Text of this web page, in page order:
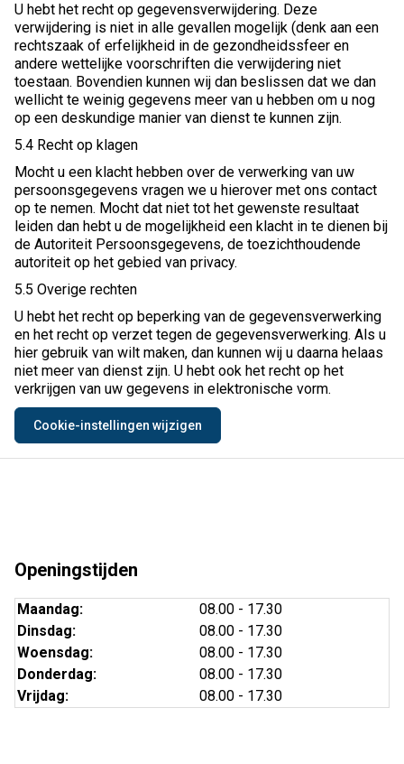
U hebt het recht op gegevensverwijdering. Deze
verwijdering is niet in alle gevallen mogelijk (denk aan een
rechtszaak of erfelijkheid in de gezondheidssfeer en
andere wettelijke voorschriften die verwijdering niet
toestaan. Bovendien kunnen wij dan beslissen dat we dan
wellicht te weinig gegevens meer van u hebben om u nog
op een deskundige manier van dienst te kunnen zijn.
5.4 Recht op klagen
Mocht u een klacht hebben over de verwerking van uw
persoonsgegevens vragen we u hierover met ons contact
op te nemen. Mocht dat niet tot het gewenste resultaat
leiden dan hebt u de mogelijkheid een klacht in te dienen bij
de Autoriteit Persoonsgegevens, de toezichthoudende
autoriteit op het gebied van privacy.
5.5 Overige rechten
U hebt het recht op beperking van de gegevensverwerking
en het recht op verzet tegen de gegevensverwerking. Als u
hier gebruik van wilt maken, dan kunnen wij u daarna helaas
niet meer van dienst zijn. U hebt ook het recht op het
verkrijgen van uw gegevens in elektronische vorm.
Cookie-instellingen wijzigen
Openingstijden
Maandag:
08.00 - 17.30
Dinsdag:
08.00 - 17.30
Woensdag:
08.00 - 17.30
Donderdag:
08.00 - 17.30
Vrijdag:
08.00 - 17.30